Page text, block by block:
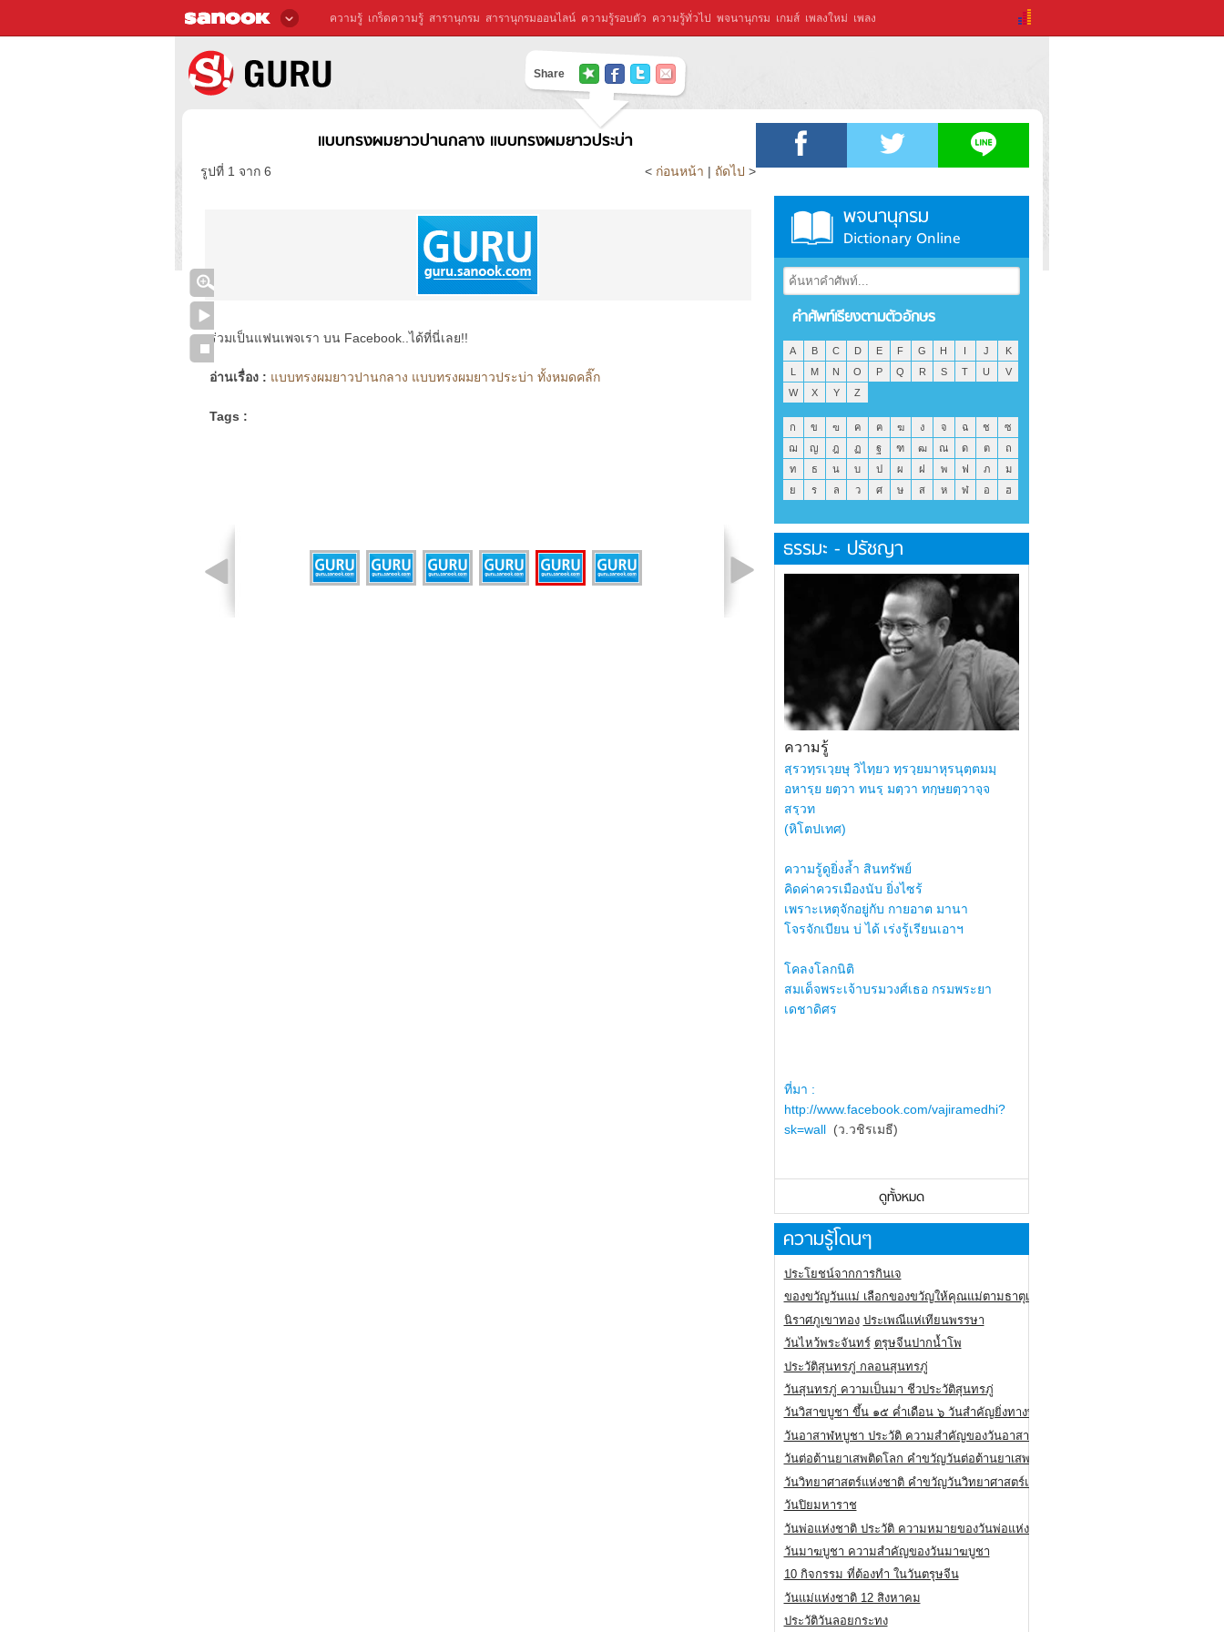
ความรู้ เกร็ดความรู้ สารานุกรม สารานุกรมออนไลน์ ความรู้รอบตัว ความรู้ทั่วไป พจนานุกรม เกมส์ เพลงใหม่ เพลง
Share
แบบทรงผมยาวปานกลาง แบบทรงผมยาวประบ่า
รูปที่ 1 จาก 6 < ก่อนหน้า | ถัดไป >
ร่วมเป็นแฟนเพจเรา บน Facebook..ได้ที่นี่เลย!!
อ่านเรื่อง : แบบทรงผมยาวปานกลาง แบบทรงผมยาวประบ่า ทั้งหมดคลิ๊ก
Tags :
พจนานุกรม
Dictionary Online
คำศัพท์เรียงตามตัวอักษร
A B C D E F G H I J
K
L
M N O P Q R S T U
V
W
X Y Z
ก ข ฃ ค ฅ ฆ ง จ ฉ ช
ซ
ฌ
ญ ฎ ฏ ฐ ฑ ฒ ณ ด ต
ถ
ท
ธ น บ ป ผ ฝ พ ฟ ภ
ม
ย
ร ล ว ศ ษ ส ห ฬ อ ฮ
ธรรมะ - ปรัชญา
ความรู้
สฺรวทฺรเวฺยษุ วิไทฺยว ทฺรวฺยมาหุรนุตฺตมมฺ
อหารฺย ยตฺวา ทนรฺ มตฺวา ทกฺษยตฺวาจฺจ
สรฺวท
(หิโตปเทศ)
ความรู้ดูยิ่งล้ำ สินทรัพย์
คิดค่าควรเมืองนับ ยิ่งไซร้
เพราะเหตุจักอยู่กับ กายอาต มานา
โจรจักเบียน บ่ ได้ เร่งรู้เรียนเอาฯ
โคลงโลกนิติ
สมเด็จพระเจ้าบรมวงศ์เธอ กรมพระยา
เดชาดิศร
ที่มา :
http://www.facebook.com/vajiramedhi?
sk=wall(ว.วชิรเมธี)
ดูทั้งหมด
ความรู้โดนๆ
ประโยชน์จากการกินเจ
ของขวัญวันแม่ เลือกของขวัญให้คุณแม่ตามธาตุเกิด
นิราศภูเขาทอง ประเพณีแห่เทียนพรรษา
วันไหว้พระจันทร์ ตรุษจีนปากน้ำโพ
ประวัติสุนทรภู่ กลอนสุนทรภู่
วันสุนทรภู่ ความเป็นมา ชีวประวัติสุนทรภู่
วันวิสาขบูชา ขึ้น ๑๕ ค่ำเดือน ๖ วันสำคัญยิ่งทางพระพุทธศาสนา
วันอาสาฬหบูชา ประวัติ ความสําคัญของวันอาสาฬหบูชา
วันต่อต้านยาเสพติดโลก คำขวัญวันต่อต้านยาเสพติดสากล
วันวิทยาศาสตร์แห่งชาติ คำขวัญวันวิทยาศาสตร์แห่งชาติ
วันปิยมหาราช
วันพ่อแห่งชาติ ประวัติ ความหมายของวันพ่อแห่งชาติ
วันมาฆบูชา ความสำคัญของวันมาฆบูชา
10 กิจกรรม ที่ต้องทำ ในวันตรุษจีน
วันแม่แห่งชาติ 12 สิงหาคม
ประวัติวันลอยกระทง